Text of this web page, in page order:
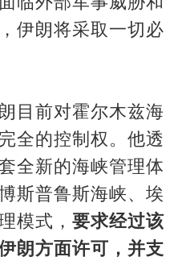
伊朗将采取一切必
目前对霍尔木兹海
全的控制权。他透
全新的海峡管理体
斯普鲁斯海峡、埃
模式，要求经过该
朗方面许可，并支